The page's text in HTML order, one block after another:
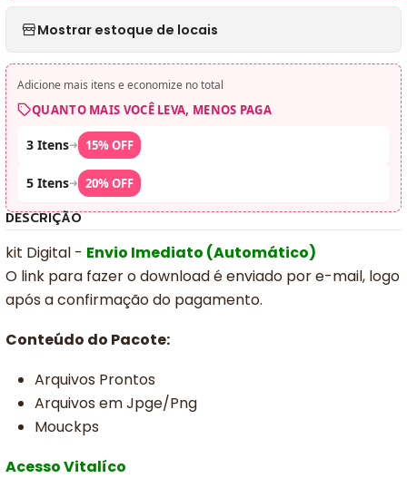
Mostrar estoque de locais
Adicione mais itens e economize no total
QUANTO MAIS VOCÊ LEVA, MENOS PAGA
3 Itens➜ 15% OFF
5 Itens➜ 20% OFF
DESCRIÇÃO
kit Digital - Envio Imediato (Automático)
O link para fazer o download é enviado por e-mail, logo
após a confirmação do pagamento.
Conteúdo do Pacote:
Arquivos Prontos
Arquivos em Jpge/Png
Mouckps
Acesso Vitalíco